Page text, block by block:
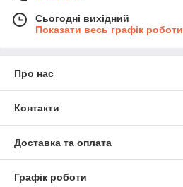
Сьогодні вихідний
Показати весь графік роботи
Про нас
Контакти
Доставка та оплата
Графік роботи